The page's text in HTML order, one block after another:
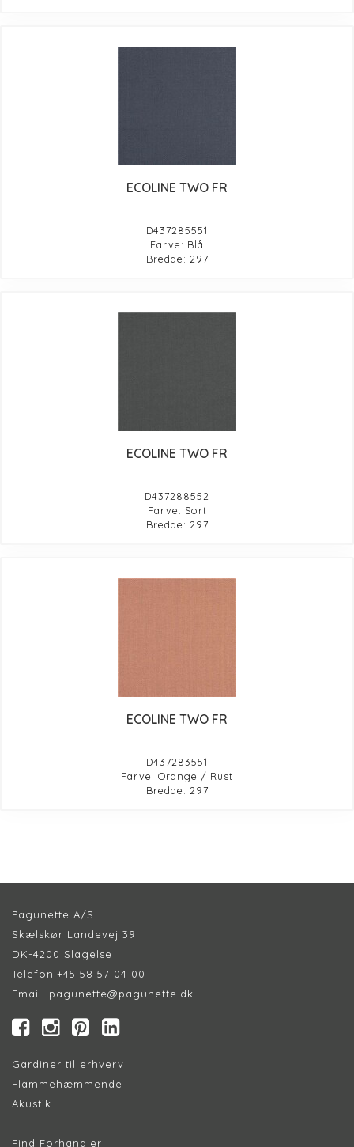
ECOLINE TWO FR
D437285551
Farve: Blå
Bredde: 297
ECOLINE TWO FR
D437288552
Farve: Sort
Bredde: 297
ECOLINE TWO FR
D437283551
Farve: Orange / Rust
Bredde: 297
Pagunette A/S
Skælskør Landevej 39
DK-4200 Slagelse
Telefon:+45 58 57 04 00
Email: pagunette@pagunette.dk
Gardiner til erhverv
Flammehæmmende
Akustik
Find Forhandler